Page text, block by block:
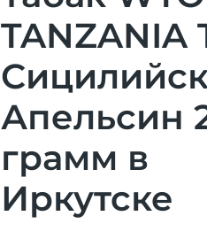
TANZANIA
Апельсин
грамм в
Иркутске